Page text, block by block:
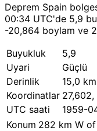
Deprem Spain
00:34 UTC'de 5,9
-20,864 boylam ve
Buyukluk
5,9
Uyari
Güçlü
Derinlik
15,0 km
Koordinatlar
UTC saati
1959-
Konum 282 km W